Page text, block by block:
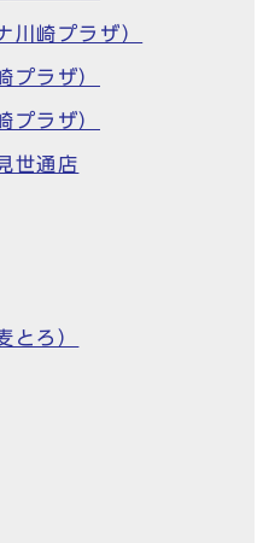
川崎プラザ）
プラザ）
プラザ）
世通店
ろ）